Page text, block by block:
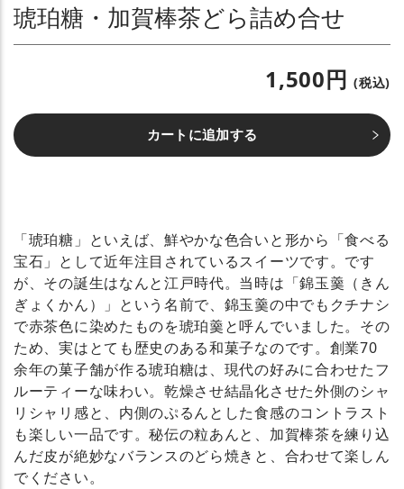
琥珀糖・加賀棒茶どら詰め合せ
1,500円(税込)
カートに追加する
「琥珀糖」といえば、鮮やかな色合いと形から「食べる
宝石」として近年注目されているスイーツです。です
が、その誕生はなんと江戸時代。当時は「錦玉羹（きん
ぎょくかん）」という名前で、錦玉羹の中でもクチナシ
で赤茶色に染めたものを琥珀羹と呼んでいました。その
ため、実はとても歴史のある和菓子なのです。創業70
余年の菓子舗が作る琥珀糖は、現代の好みに合わせたフ
ルーティーな味わい。乾燥させ結晶化させた外側のシャ
リシャリ感と、内側のぷるんとした食感のコントラスト
も楽しい一品です。秘伝の粒あんと、加賀棒茶を練り込
んだ皮が絶妙なバランスのどら焼きと、合わせて楽しん
でください。